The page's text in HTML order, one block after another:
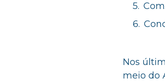
Nos
meio do